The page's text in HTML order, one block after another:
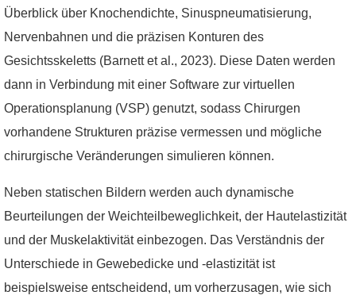
Überblick über Knochendichte, Sinuspneumatisierung,
Nervenbahnen und die präzisen Konturen des
Gesichtsskeletts (Barnett et al., 2023). Diese Daten werden
dann in Verbindung mit einer Software zur virtuellen
Operationsplanung (VSP) genutzt, sodass Chirurgen
vorhandene Strukturen präzise vermessen und mögliche
chirurgische Veränderungen simulieren können.
Neben statischen Bildern werden auch dynamische
Beurteilungen der Weichteilbeweglichkeit, der Hautelastizität
und der Muskelaktivität einbezogen. Das Verständnis der
Unterschiede in Gewebedicke und -elastizität ist
beispielsweise entscheidend, um vorherzusagen, wie sich